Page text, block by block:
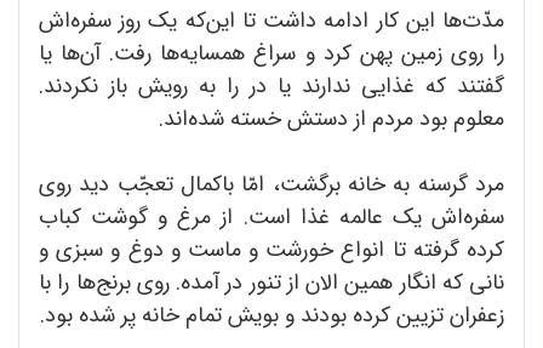
مدّت‌ها این کار ادامه داشت تا این‌که یک روز سفره‌اش
را روی زمین پهن کرد و سراغ همسایه‌ها رفت. آن‌ها یا
گفتند که غذایی ندارند یا در را به رویش باز نکردند.
معلوم بود مردم از دستش خسته شده‌‌اند.
مرد گرسنه به خانه برگشت، امّا باکمال تعجّب دید روی
سفره‌اش یک عالمه غذا است. از مرغ و گوشت کباب
کرده گرفته تا انواع خورشت و ماست و دوغ و سبزی و
نانی که انگار همین الان از تنور در آمده. روی برنج‌ها را با
زعفران تزیین کرده بودند و بویش تمام خانه پر شده بود.